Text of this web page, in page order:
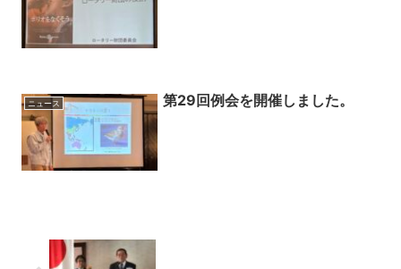
ニュース 第29回例会を開催しました。